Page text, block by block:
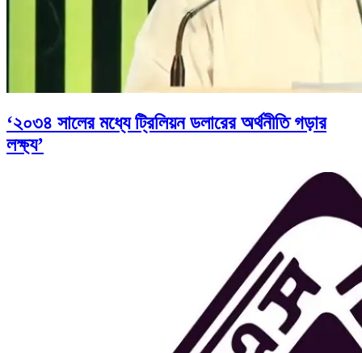
‘২০৩৪ সালের মধ্যে ট্রিলিয়ন ডলারের অর্থনীতি গড়ার
লক্ষ্য’